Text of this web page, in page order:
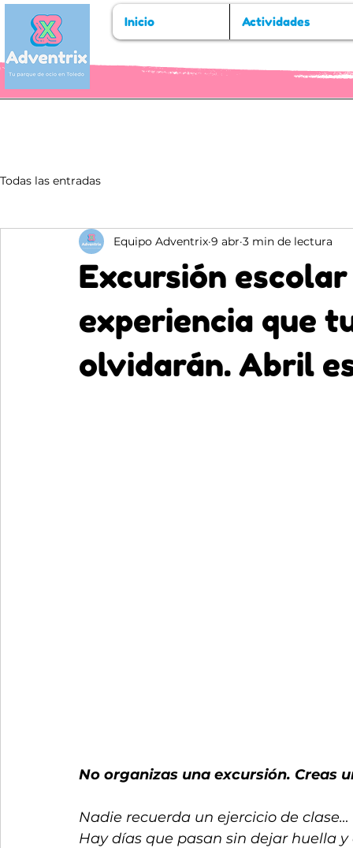
Inicio Actividades
Todas las entradas
Excursión
experiencia que
olvidarán. Abril
Equipo Adventrix 9 abr 3 min de lectura
No organizas una excursión. Creas
Nadie recuerda un ejercicio de
Hay días que pasan sin dejar huella